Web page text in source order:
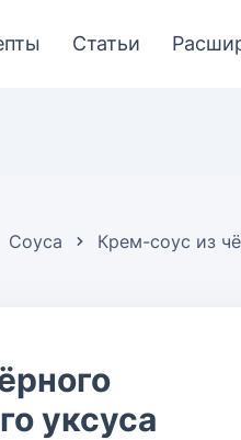
Статьи
Соуса Крем-соус из
уксуса